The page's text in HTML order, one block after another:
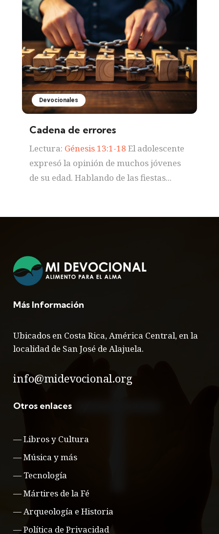
Devocionales
Cadena de errores
Lectura: Génesis 13:1-18 El adolescente
expresó la opinión de muchos jóvenes
de su edad. Hablando de las fiestas...
Más Información
Ubicados en Costa Rica, América Central, en la
localidad de San José de Alajuela.
info@midevocional.org
Otros enlaces
—Libros y Cultura
—Música y más
— Tecnología
—Mártires de la Fé
—Arqueología e Historia
—Política de Privacidad